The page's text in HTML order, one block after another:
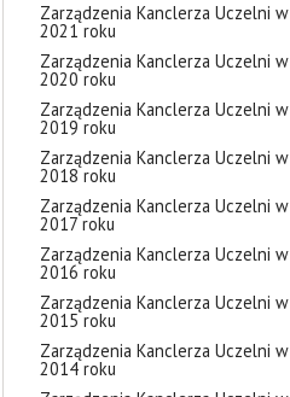
Zarządzenia Kanclerza Uczelni w
2021 roku
Zarządzenia Kanclerza Uczelni w
2020 roku
Zarządzenia Kanclerza Uczelni w
2019 roku
Zarządzenia Kanclerza Uczelni w
2018 roku
Zarządzenia Kanclerza Uczelni w
2017 roku
Zarządzenia Kanclerza Uczelni w
2016 roku
Zarządzenia Kanclerza Uczelni w
2015 roku
Zarządzenia Kanclerza Uczelni w
2014 roku